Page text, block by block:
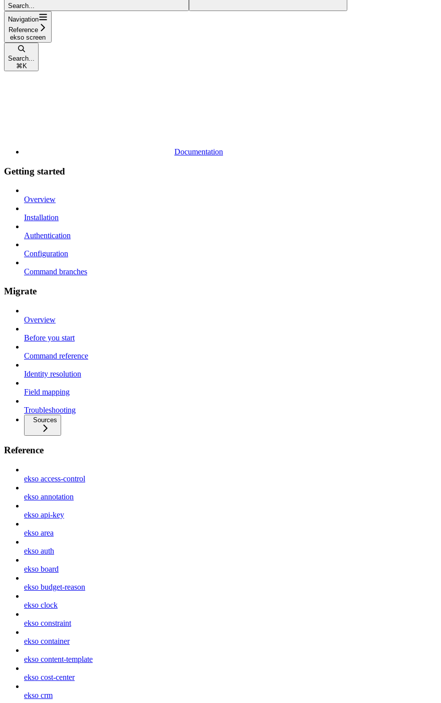
Search...
Navigation
Reference
ekso screen
Search...
⌘ K
Documentation
Getting started
Overview
Installation
Authentication
Configuration
Command branches
Migrate
Overview
Before you start
Command reference
Identity resolution
Field mapping
Troubleshooting
Sources
Reference
ekso access-control
ekso annotation
ekso api-key
ekso area
ekso auth
ekso board
ekso budget-reason
ekso clock
ekso constraint
ekso container
ekso content-template
ekso cost-center
ekso crm